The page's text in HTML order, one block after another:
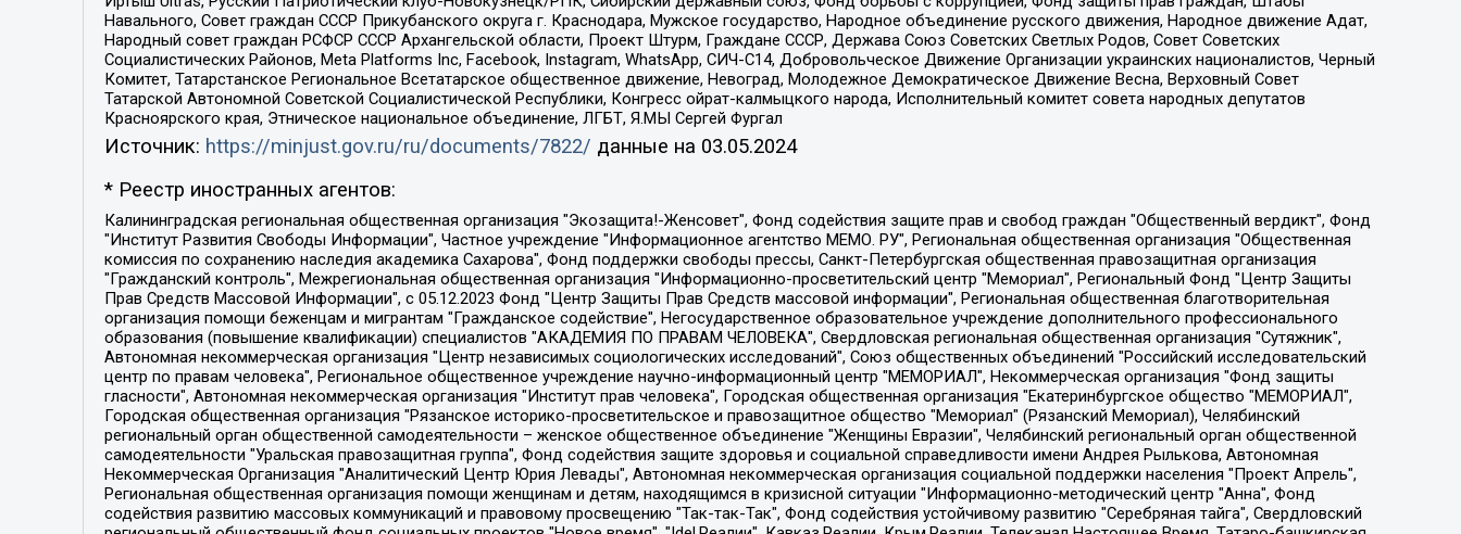
Навального, Совет граждан СССР Прикубанского округа г. Краснодара, Мужское государство, Народное объединение русского движения, Народное движение Адат,
Народный совет граждан РСФСР СССР Архангельской области, Проект Штурм, Граждане СССР, Держава Союз Советских Светлых Родов, Совет Советских
Социалистических Районов, Meta Platforms Inc, Facebook, Instagram, WhatsApp, СИЧ-С14, Добровольческое Движение Организации украинских националистов, Черный
Комитет, Татарстанское Региональное Всетатарское общественное движение, Невоград, Молодежное Демократическое Движение Весна, Верховный Совет
Татарской Автономной Советской Социалистической Республики, Конгресс ойрат-калмыцкого народа, Исполнительный комитет совета народных депутатов
Красноярского края, Этническое национальное объединение, ЛГБТ, Я.МЫ Сергей Фургал
Источник: https://minjust.gov.ru/ru/documents/7822/ данные на 03.05.2024
* Реестр иностранных агентов:
Калининградская региональная общественная организация "Экозащита!-Женсовет", Фонд содействия защите прав и свобод граждан "Общественный вердикт", Фонд "Институт Развития Свободы Информации", Частное учреждение "Информационное агентство МЕМО. РУ", Региональная общественная организация "Общественная комиссия по сохранению наследия академика Сахарова", Фонд поддержки свободы прессы, Санкт-Петербургская общественная правозащитная организация "Гражданский контроль", Межрегиональная общественная организация "Информационно-просветительский центр "Мемориал", Региональный Фонд "Центр Защиты Прав Средств Массовой Информации", с 05.12.2023 Фонд "Центр Защиты Прав Средств массовой информации", Региональная общественная благотворительная организация помощи беженцам и мигрантам "Гражданское содействие", Негосударственное образовательное учреждение дополнительного профессионального образования (повышение квалификации) специалистов "АКАДЕМИЯ ПО ПРАВАМ ЧЕЛОВЕКА", Свердловская региональная общественная организация "Сутяжник", Автономная некоммерческая организация "Центр независимых социологических исследований", Союз общественных объединений "Российский исследовательский центр по правам человека", Региональное общественное учреждение научно-информационный центр "МЕМОРИАЛ", Некоммерческая организация "Фонд защиты гласности", Автономная некоммерческая организация "Институт прав человека", Городская общественная организация "Екатеринбургское общество "МЕМОРИАЛ", Городская общественная организация "Рязанское историко-просветительское и правозащитное общество "Мемориал" (Рязанский Мемориал), Челябинский региональный орган общественной самодеятельности – женское общественное объединение "Женщины Евразии", Челябинский региональный орган общественной самодеятельности "Уральская правозащитная группа", Фонд содействия защите здоровья и социальной справедливости имени Андрея Рылькова, Автономная Некоммерческая Организация "Аналитический Центр Юрия Левады", Автономная некоммерческая организация социальной поддержки населения "Проект Апрель", Региональная общественная организация помощи женщинам и детям, находящимся в кризисной ситуации "Информационно-методический центр "Анна", Фонд содействия развитию массовых коммуникаций и правовому просвещению "Так-так-Так", Фонд содействия устойчивому развитию "Серебряная тайга", Свердловский региональный общественный фонд социальных проектов "Новое время", "Idel.Реалии", Кавказ.Реалии, Крым.Реалии, Телеканал Настоящее Время, Татаро-башкирская служба Радио Свобода (Azatliq Radiosi), Радио Свободная Европа/Радио Свобода (PCE/PC), "Сибирь.Реалии", "Фактограф", Благотворительный фонд помощи осужденным и их семьям, Автономная некоммерческая организация "Институт глобализации и социальных движений", Фонд "В защиту прав заключенных", Частное учреждение "Центр поддержки и содействия развитию средств массовой информации", Пензенский региональный общественный благотворительный фонд "Гражданский союз", "Север.Реалии", Некоммерческая организация Фонд "Правовая инициатива", Общество с ограниченной ответственностью "Радио Свободная Европа/Радио Свобода", Чешское информационное агентство "MEDIUM-ORIENT", Красноярская региональная общественная организация "Мы против СПИДа", Камалягин Денис Николаевич, Маркелов Сергей Евгеньевич, Пономарев Лев Александрович, Савицкая Людмила Алексеевна, Автономная некоммерческая организация "Центр по работе с проблемой насилия "НАСИЛИЮ.НЕТ", Межрегиональный профессиональный союз работников здравоохранения "Альянс врачей", Юридическое лицо, зарегистрированное в Латвийской Республике, SIA "Medusa Project" (регистрационный номер 40103797863, дата регистрации 10.06.2014), Некоммерческая организация "Фонд по борьбе с коррупцией", Автономная некоммерческая организация "Институт права и публичной политики", Баданин Роман Сергеевич, Гликин Максим Александрович, Железнова Мария Михайловна, Лукьянова Юлия Сергеевна, Маетная Елизавета Витальевна, Маняхин Петр Борисович, Чуракова Ольга Владимировна, Ярош Юлия Петровна, Юридическое лицо "The Insider SIA", зарегистрированное в Риге, Латвийская Республика (дата регистрации 26.06.2015), являющееся администратором доменного имени интернет-издания "The Insider SIA", https://theins.ru, Постернак Алексей Евгеньевич, Рубин Михаил Аркадьевич, Анин Роман Александрович, Юридическое лицо Istories fonds, зарегистрированное в Латвийской Республике (регистрационный номер 50008295751, дата регистрации 24.02.2020), Великовский Дмитрий Александрович, Долинина Ирина Николаевна, Мароховская Алеся Алексеевна, Шлейнов Роман Юрьевич, Шмагун Олеся Валентиновна, Общество с ограниченной ответственностью "Альтаир 2021", Общество с ограниченной ответственностью "Вега 2021", Общество с ограниченной ответственностью "Главный редактор 2021", Общество с ограниченной ответственностью "Ромашки монолит", Важенков Артем Валерьевич, Ивановская областная общественная организация "Центр гендерных исследований", Гурман Юрий Альбертович, Медиапроект "ОВД-Инфо", Егоров Владимир Владимирович, Жилинский Владимир Александрович, Общество с ограниченной ответственностью "ЗП", Иванова София Юрьевна, Карезина Инна Павловна, Кильтау Екатерина Викторовна, Петров Алексей Викторович, Пискунов Сергей Евгеньевич, Смирнов Сергей Сергеевич, Тихонов Михаил Сергеевич, Общество с ограниченной ответственностью "ЖУРНАЛИСТ-ИНОСТРАННЫЙ АГЕНТ", Арапова Галина Юрьевна, Вольтская Татьяна Анатольевна, Американская компания "Mason G.E.S. Anonymous Foundation" (США), являющаяся владельцем интернет-издания https://mnews.world/, Компания "Stichting Bellingcat", зарегистрированная в Нидерландах (дата регистрации 11.07.2018), Захаров Андрей Вячеславович, Клепиковская Екатерина Дмитриевна, Общество с ограниченной ответственностью "МЕМО", Перл Роман Александрович, Симонов Евгений Алексеевич, Соловьева Елена Анатольевна, Сотников Даниил Владимирович, Сурначева Елизавета Дмитриевна, Автономная некоммерческая организация по защите прав человека и информированию населения "Якутия – Наше Мнение", Общество с ограниченной ответственностью "Москоу диджитал медиа", с 26.01.2023 Общество с ограниченной ответственностью "Чайка Белые сады", Ветошкина Валерия Валерьевна, Заговора Максим Александрович, Межрегиональное общественное движение "Российская ЛГБТ - сеть", Оленичев Максим Владимирович, Павлов Иван Юрьевич, Скворцова Елена Сергеевна, Общество с ограниченной ответственностью "Как бы инагент", Кочетков Игорь Викторович, Общество с ограниченной ответственностью "Честные выборы", Еланчик Олег Александрович, Общество с ограниченной ответственностью "Нобелевский призыв", Гималова Регина Эмилевна, Григорьев Андрей Валерьевич, Григорьева Алина Александровна, Ассоциация по содействию защите прав призывников, альтернативнослужащих и военнослужащих "Правозащитная группа "Гражданин.Армия.Право", Хисамова Регина Фаритовна, Автономная некоммерческая организация по реализации социально-правовых программ "Лилит", Дальневосточное общественное движение "Маяк", Санкт-Петербургская ЛГБТ-инициативная группа "Выход", Инициативная группа ЛГБТ+ "Реверс", Алексеев Андрей Викторович, Бекбулатова Таисия Львовна, Беляев Иван Михайлович, Владыкина Елена Сергеевна, Гельман Марат Александрович, Никульшина Вероника Юрьевна, Толоконникова Надежда Андреевна, Шендерович Виктор Анатольевич, Общество с ограниченной ответственностью "Данное сообщение", Общество с ограниченной ответственностью Издательский дом "Новая глава", Айнбиндер Александра Александровна, Московский комьюнити-центр для ЛГБТ+инициатив, Благотворительный фонд развития филантропии, Deutsche Welle (Германия, Kurt-Schumacher-Strasse 3, 53113 Bonn), Борзунова Мария Михайловна, Воробьев Виктор Викторович, Голубева Анна Львовна, Константинова Алла Михайловна, Малкова Ирина Владимировна, Мурадов Мурад Абдулгалимович, Осетинская Елизавета Николаевна, Понасенков Евгений Николаевич, Ганапольский Матвей Юрьевич, Киселев Евгений Алексеевич, Борухович Ирина Григорьевна, Дремин Иван Тимофеевич, Дубровский Дмитрий Викторович, Красноярская региональная общественная организация поддержки и развития альтернативных образовательных технологий и межкультурных коммуникаций "ИНТЕРРА", Маяковская Екатерина Алексеевна, Фейгин Марк Захарович, Филимонов Андрей Викторович, Дзугкоева Регина Николаевна, Доброхотов Роман Александрович, Дудь Юрий Александрович, Елкин Сергей Владимирович, Кругликов Кирилл Игоревич, Сабунаева Мария Леонидовна, Семенов Алексей Владимирович, Шаинян Карен Багратович, Шульман Екатерина Михайловна, Асафьев Артур Валерьевич, Вахштайн Виктор Семенович, Венедиктов Алексей Алексеевич, Лушникова Екатерина Евгеньевна, Волков Леонид Михайлович, Невзоров Александр Глебович, Пархоменко Сергей Борисович, Сироткин Ярослав Николаевич, Кара-Мурза Владимир Владимирович, Баранова Наталья Владимировна, Гозман Леонид Яковлевич, Кагарлицкий Борис Юльевич, Климарев Михаил Валерьевич, Милов Владимир Станиславович, Автономная некоммерческая организация Краснодарский центр современного искусства "Типография", Моргенштерн Алишер Тагирович, Соболь Любовь Эдуардовна, Общество с ограниченной ответственностью "ЛИЗА НОРМ", Каспаров Гарри Кимович, Ходорковский Михаил Борисович, Общество с ограниченной ответственностью "Апрельские тезисы", Данилович Ирина Брониславовна, Кашин Олег Владимирович, Петров Николай Владимирович, Пивоваров Алексей Владимирович, Соколов Михаил Владимирович, Цветкова Юлия Владимировна, Чичваркин Евгений Александрович, Комитет против пыток/Команда против пыток, Общество с ограниченной ответственностью "Первый научный", Общество с ограниченной ответственностью "Вертолет и ко", Белоцерковская Вероника Борисовна, Кац Максим Евгеньевич, Лазарева Татьяна Юрьевна, Шаведдинов Руслан Табризович, Яшин Илья Валерьевич, Общество с ограниченной ответственностью "Иноагент ААВ", Алешковский Дмитрий Петрович, Альбац Евгения Марковна, Быков Дмитрий Львович, Галямина Юлия Евгеньевна, Лойко Сергей Леонидович, Мартынов Кирилл Константинович, Медведев Сергей Александрович, Крашенинников Федор Геннадиевич, Гордеева Катерина Вл